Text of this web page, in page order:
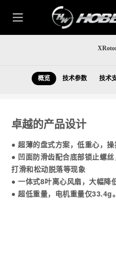
概览 技术参数 技术
卓越的产品设计
● 超薄的盘式方案，低重心，
● 凹面防滑齿配合底部锁止螺
打滑和松动脱落等现象
● 一体式8叶离心风扇，大幅降
● 超低重量，电机重量仅33.4g。